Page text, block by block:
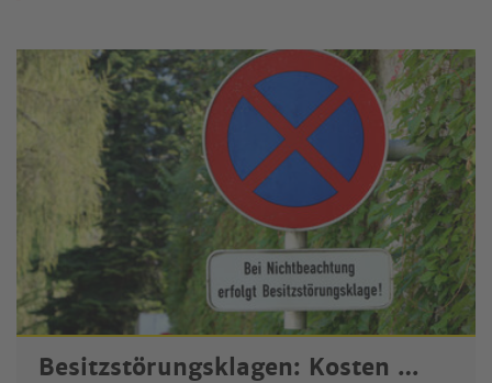
Besitzstörungsklagen: Kosten …